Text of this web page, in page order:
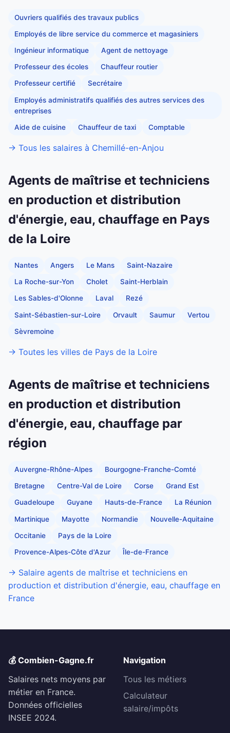
Ouvriers qualifiés des travaux publics
Employés de libre service du commerce et magasiniers
Ingénieur informatique Agent de nettoyage
Professeur des écoles Chauffeur routier
Professeur certifié Secrétaire
Employés administratifs qualifiés des autres services des
entreprises
Aide de cuisine Chauffeur de taxi Comptable
→ Tous les salaires à Chemillé-en-Anjou
Agents de maîtrise et techniciens
en production et distribution
d'énergie, eau, chauffage en Pays
de la Loire
Nantes Angers Le Mans Saint-Nazaire
La Roche-sur-Yon Cholet Saint-Herblain
Les Sables-d'Olonne Laval Rezé
Saint-Sébastien-sur-Loire Orvault Saumur Vertou
Sèvremoine
→ Toutes les villes de Pays de la Loire
Agents de maîtrise et techniciens
en production et distribution
d'énergie, eau, chauffage par
région
Auvergne-Rhône-Alpes Bourgogne-Franche-Comté
Bretagne Centre-Val de Loire Corse Grand Est
Guadeloupe Guyane Hauts-de-France La Réunion
Martinique Mayotte Normandie Nouvelle-Aquitaine
Occitanie Pays de la Loire
Provence-Alpes-Côte d'Azur Île-de-France
→ Salaire agents de maîtrise et techniciens en
production et distribution d'énergie, eau, chauffage en
France
💰 Combien-Gagne.fr
Salaires nets moyens par
métier en France.
Données officielles
INSEE 2024.
Navigation
Tous les métiers
Calculateur
salaire/impôts